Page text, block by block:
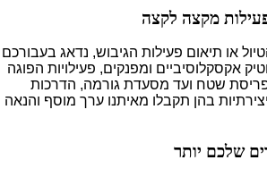
מקצה לקצה
או תיאום פעילות הגיבוש, נדאג בעבורכם
אקסקלוסיביים ומפנקים, פעילויות הפוגה
שטח ועד מסעדת גורמה, הדרכות
בהן תקבלו מאיתנו ערך מוסף והנאה
שלכם יותר